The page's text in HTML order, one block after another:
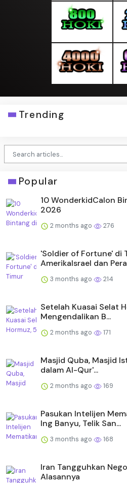
Trending
Popular
10 WonderkidCalon
2026
2 months ago 276
'Soldier of Fortune' di
AmerikaIsrael dan
3 months ago 214
Setelah Kuasai Selat
Mengendalikan B...
2 months ago 171
Masjid Quba, Masjid
dalam Al-Qur'...
2 months ago 169
Pasukan Intelijen
Ing Banyu, Telik San...
3 months ago 168
Iran Tangguhkan
Alasannya